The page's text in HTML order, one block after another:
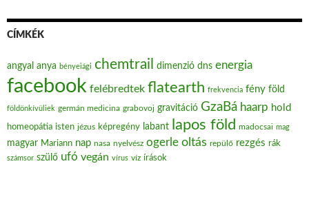
CÍMKÉK
angyal anya bényeiági chemtrail dimenzió dns energia
facebook felébredtek flatearth frekvencia fény föld
földönkívüliek germán medicina grabovoj gravitáció GzaBá haarp hold
homeopátia isten jézus képregény labant lapos föld madocsai mag
magyar Mariann nap nasa nyelvész ogerle oltás repülő rezgés rák
számsor szülő ufó vegán vírus víz írások